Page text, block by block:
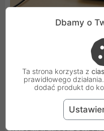
Jakość UGREEN
Wysoka jakość
wyróżniają kabel
Dbamy o
Ta strona korzysta z
prawidłowego
dodać produkt do